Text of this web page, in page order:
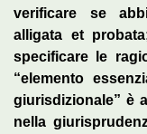
verificare se
alligata et
specificare le
“elemento
giurisdizionale” è
nella